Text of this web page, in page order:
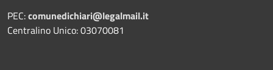
PEC:comunedichiari@legalmail.it
Centralino Unico: 03070081